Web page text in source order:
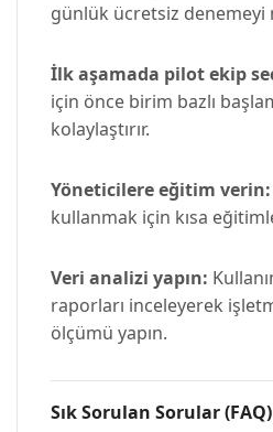
günlük ücretsiz denemeyi
İlk aşamada pilot ekip
için önce birim bazlı
kolaylaştırır.
Yöneticilere eğitim verin:
kullanmak için kısa
Veri analizi yapın:
raporları inceleyerek
ölçümü yapın.
Sık Sorulan Sorular (FAQ)